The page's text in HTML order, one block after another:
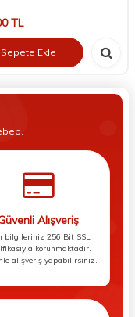
TL
Sepete Ekle
Alışveriş
bilgileriniz 256 Bit SSL
korunmaktadır.
alışveriş yapabilirsiniz.